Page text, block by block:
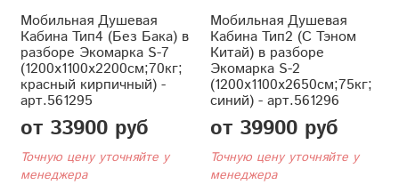
Мобильная Душевая
Кабина Тип4 (Без Бака) в
разборе Экомарка S-7
(1200x1100x2200см;70кг;
красный кирпичный) -
арт.561295
от 33900 руб
Точную цену уточняйте у
менеджера
Мобильная Душевая
Кабина Тип2 (С Тэном
Китай) в разборе
Экомарка S-2
(1200x1100x2650см;75кг;
синий) - арт.561296
от 39900 руб
Точную цену уточняйте у
менеджера